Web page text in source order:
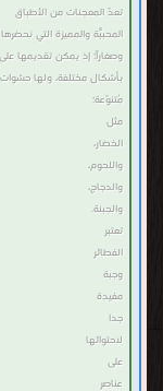
تعدّ المعجنات من الأطباق
المحببّة والمميزة التي
وصغاراً؛ إذ يمكن تقديمها
بأشكال مختلفة، ولها حشوات
مُتنوّعة؛
مثل
الخضار،
واللحوم،
والدجاج،
والجبنة.
تعتبر
الفطائر
وجبة
مفيدة
جدا
لاحتوائها
على
عناصر